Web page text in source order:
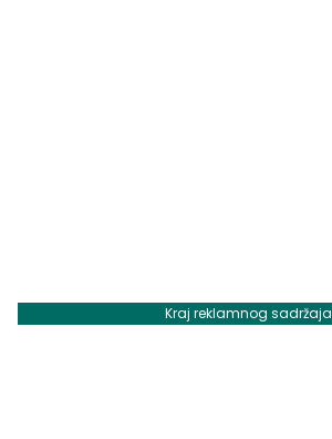
Kraj reklamnog sadržaja